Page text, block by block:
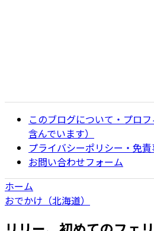
このブログについて・プロ
含んでいます）
プライバシーポリシー・免責
お問い合わせフォーム
ホーム
おでかけ（北海道）